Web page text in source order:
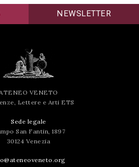
NEWSLETTER
VENETO
Lettere e Arti ETS
Sede legale
San Fantin, 1897
30124 Venezia